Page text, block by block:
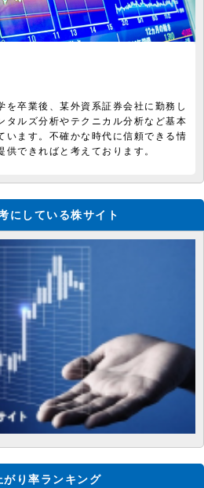
を卒業後、某外資系証券会社に勤務し
タルズ分析やテクニカル分析など基本
います。不確かな時代に信頼できる情
できればと考えております。
にしている株サイト
がり率ランキング